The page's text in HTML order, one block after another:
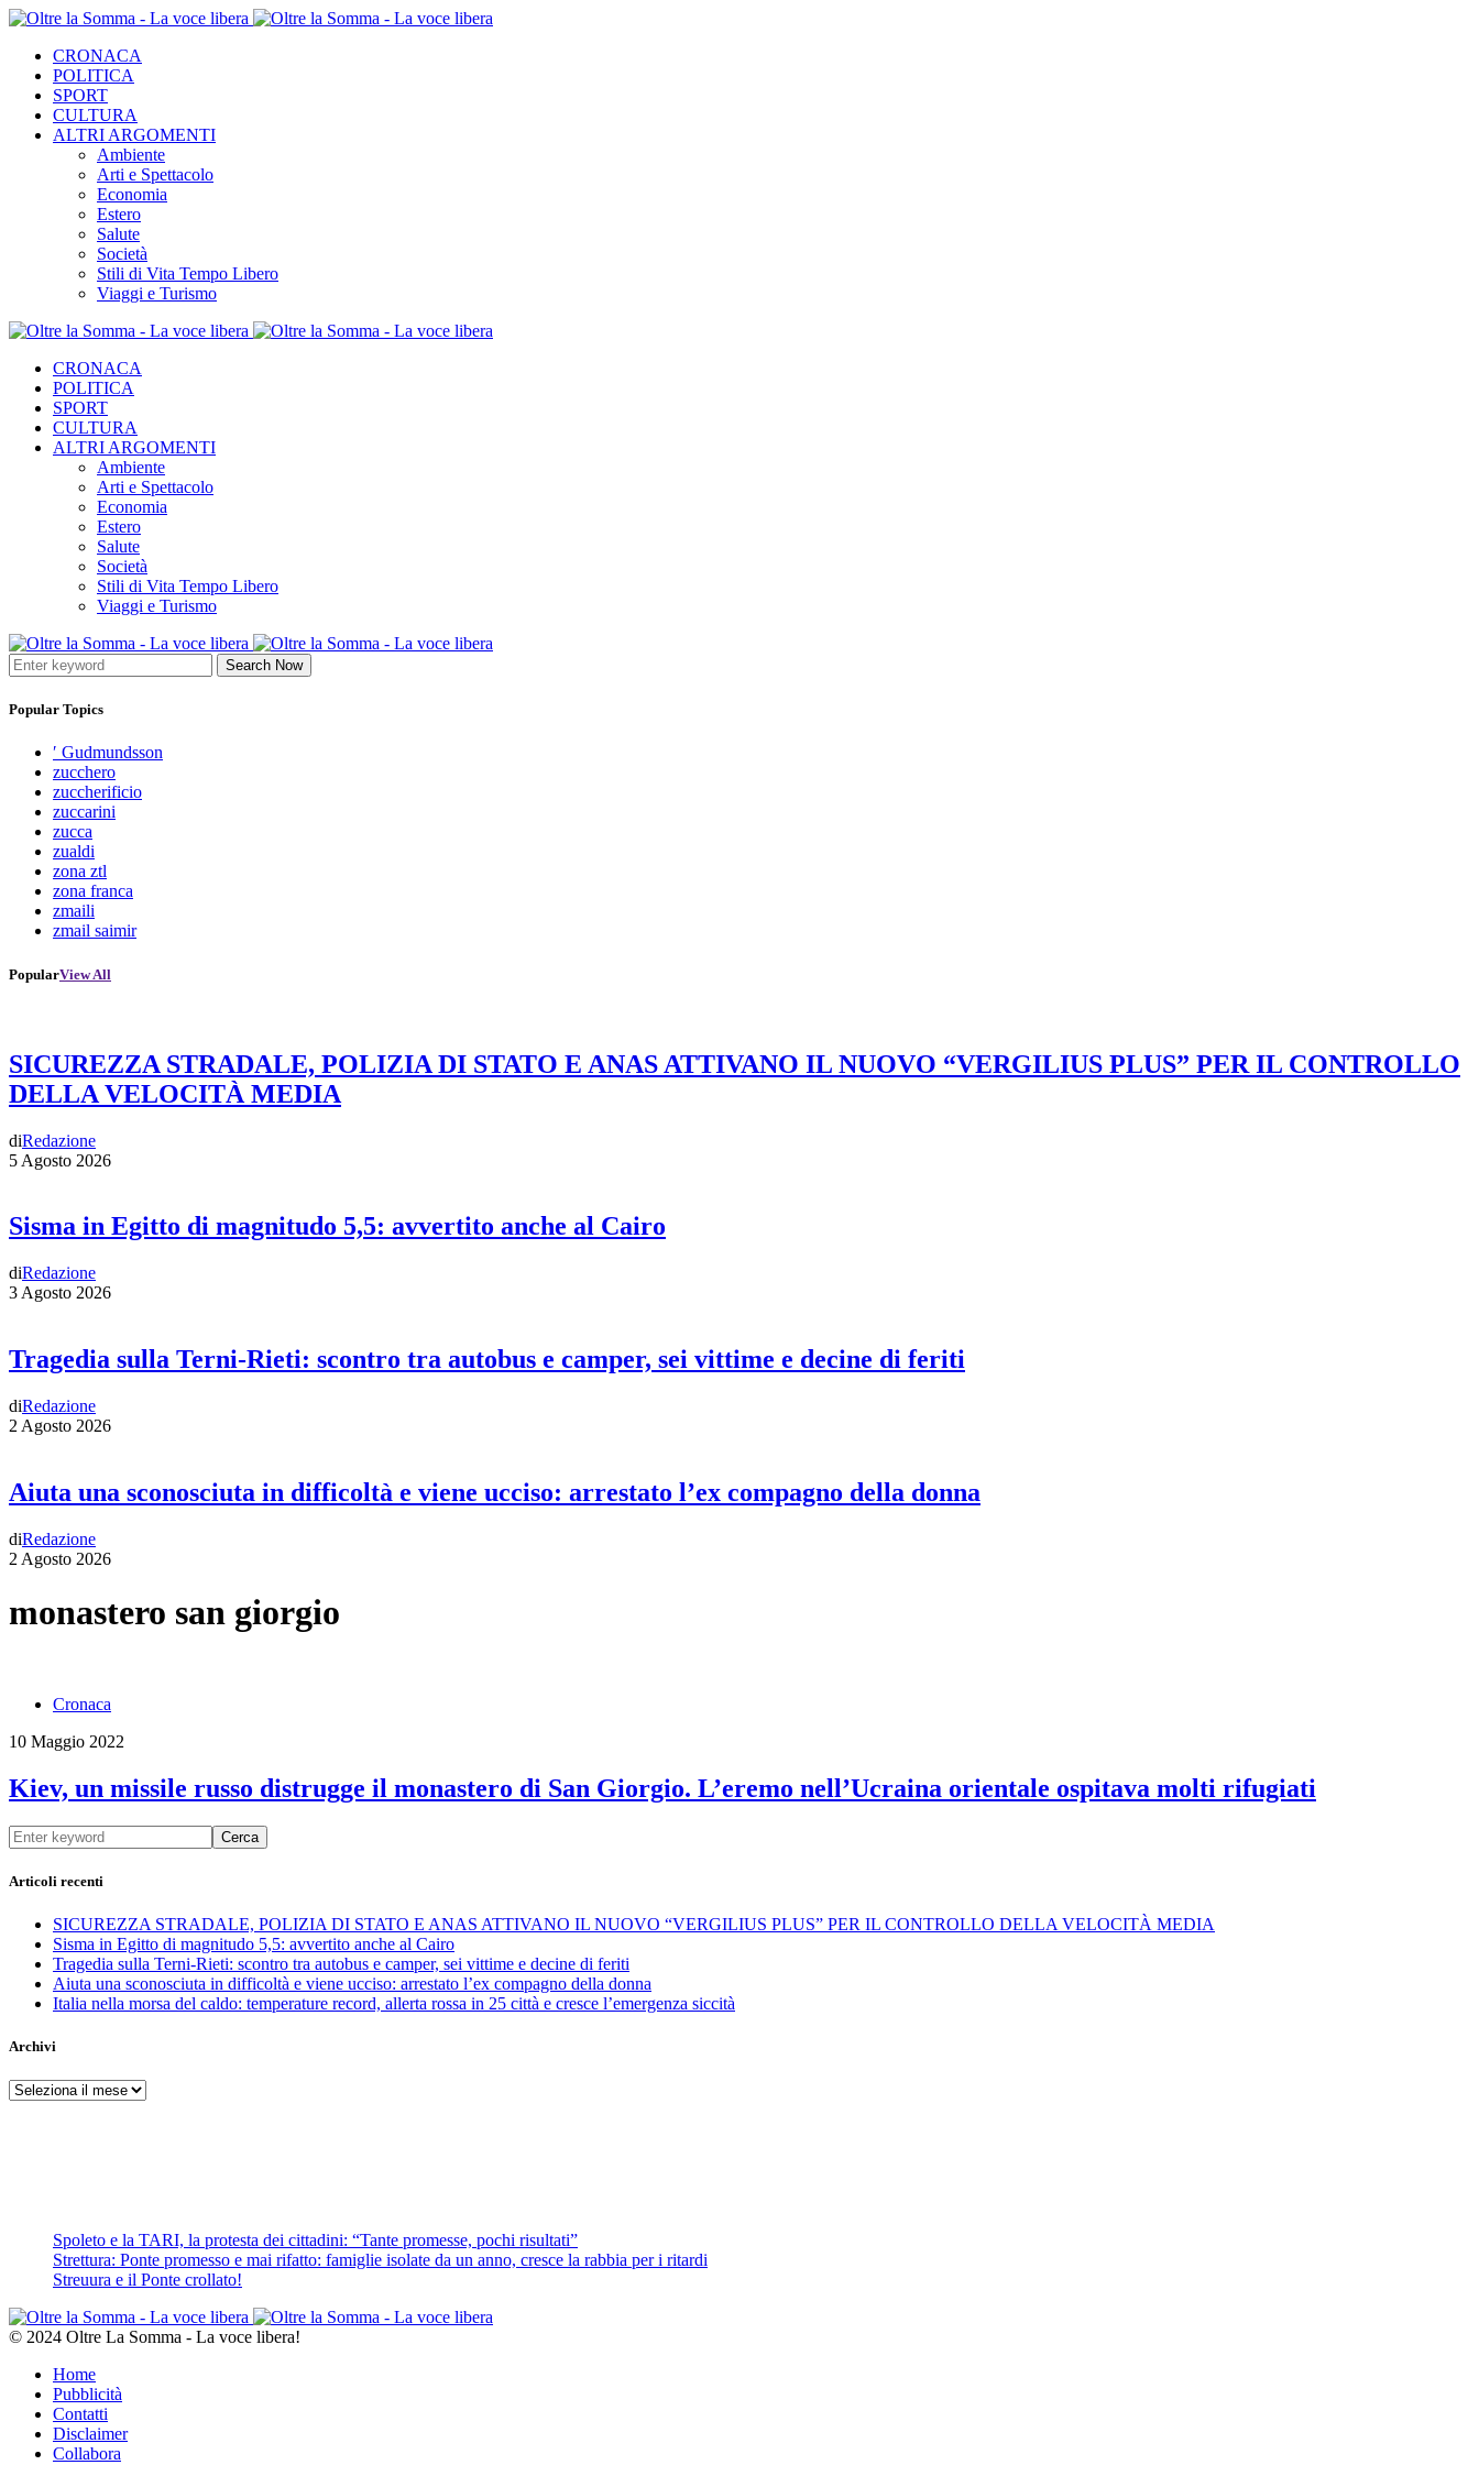
CRONACA
POLITICA
SPORT
CULTURA
ALTRI ARGOMENTI
Ambiente
Arti e Spettacolo
Economia
Estero
Salute
Società
Stili di Vita Tempo Libero
Viaggi e Turismo
CRONACA
POLITICA
SPORT
CULTURA
ALTRI ARGOMENTI
Ambiente
Arti e Spettacolo
Economia
Estero
Salute
Società
Stili di Vita Tempo Libero
Viaggi e Turismo
Search Now
Popular Topics
′ Gudmundsson
zucchero
zuccherificio
zuccarini
zucca
zualdi
zona ztl
zona franca
zmaili
zmail saimir
PopularView All
SICUREZZA STRADALE, POLIZIA DI STATO E ANAS ATTIVANO IL NUOVO “VERGILIUS PLUS” PER IL CONTROLLO
DELLA VELOCITÀ MEDIA
diRedazione
5 Agosto 2026
Sisma in Egitto di magnitudo 5,5: avvertito anche al Cairo
diRedazione
3 Agosto 2026
Tragedia sulla Terni-Rieti: scontro tra autobus e camper, sei vittime e decine di feriti
diRedazione
2 Agosto 2026
Aiuta una sconosciuta in difficoltà e viene ucciso: arrestato l’ex compagno della donna
diRedazione
2 Agosto 2026
monastero san giorgio
Cronaca
10 Maggio 2022
Kiev, un missile russo distrugge il monastero di San Giorgio. L’eremo nell’Ucraina orientale ospitava molti rifugiati
Cerca
Articoli recenti
SICUREZZA STRADALE, POLIZIA DI STATO E ANAS ATTIVANO IL NUOVO “VERGILIUS PLUS” PER IL CONTROLLO DELLA VELOCITÀ MEDIA
Sisma in Egitto di magnitudo 5,5: avvertito anche al Cairo
Tragedia sulla Terni-Rieti: scontro tra autobus e camper, sei vittime e decine di feriti
Aiuta una sconosciuta in difficoltà e viene ucciso: arrestato l’ex compagno della donna
Italia nella morsa del caldo: temperature record, allerta rossa in 25 città e cresce l’emergenza siccità
Archivi
Archivi
Spoleto e la TARI, la protesta dei cittadini: “Tante promesse, pochi risultati”
Strettura: Ponte promesso e mai rifatto: famiglie isolate da un anno, cresce la rabbia per i ritardi
Streuura e il Ponte crollato!
© 2024 Oltre La Somma - La voce libera!
Home
Pubblicità
Contatti
Disclaimer
Collabora